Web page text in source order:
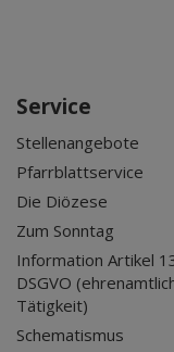
Service
Stellenangebote
Pfarrblattservice
Die Diözese
Zum Sonntag
Information Artikel
DSGVO
Tätigkeit)
Schematismus